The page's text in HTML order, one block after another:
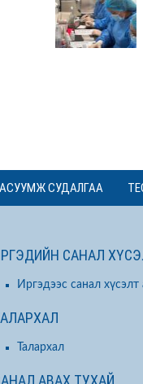
АСУУМЖ СУДАЛГАА
САНАЛ
Иргэдээс санал хүсэлт
Талархал